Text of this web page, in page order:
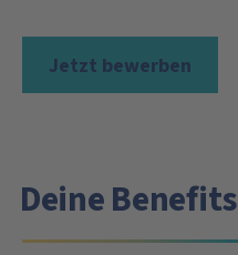
Jetzt bewerben
Deine Benefits